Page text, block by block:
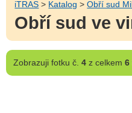
iTRAS > Katalog >Obří sud
Obří sud ve
Zobrazujifotku č. 4z celkem 6